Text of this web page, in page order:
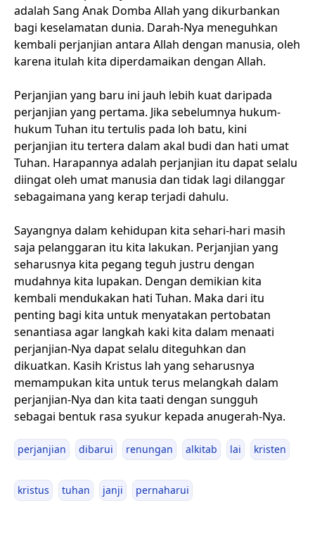
adalah Sang Anak Domba Allah yang dikurbankan
bagi keselamatan dunia. Darah-Nya meneguhkan
kembali perjanjian antara Allah dengan manusia, oleh
karena itulah kita diperdamaikan dengan Allah.
Perjanjian yang baru ini jauh lebih kuat daripada
perjanjian yang pertama. Jika sebelumnya hukum-
hukum Tuhan itu tertulis pada loh batu, kini
perjanjian itu tertera dalam akal budi dan hati umat
Tuhan. Harapannya adalah perjanjian itu dapat selalu
diingat oleh umat manusia dan tidak lagi dilanggar
sebagaimana yang kerap terjadi dahulu.
Sayangnya dalam kehidupan kita sehari-hari masih
saja pelanggaran itu kita lakukan. Perjanjian yang
seharusnya kita pegang teguh justru dengan
mudahnya kita lupakan. Dengan demikian kita
kembali mendukakan hati Tuhan. Maka dari itu
penting bagi kita untuk menyatakan pertobatan
senantiasa agar langkah kaki kita dalam menaati
perjanjian-Nya dapat selalu diteguhkan dan
dikuatkan. Kasih Kristus lah yang seharusnya
memampukan kita untuk terus melangkah dalam
perjanjian-Nya dan kita taati dengan sungguh
sebagai bentuk rasa syukur kepada anugerah-Nya.
perjanjian dibarui renungan alkitab lai kristen
kristus tuhan janji pernaharui